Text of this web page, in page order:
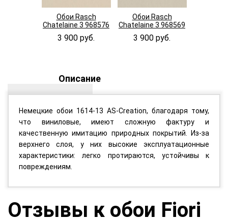
Обои Rasch
Chatelaine 3 968576
3 900 руб.
Обои Rasch
Chatelaine 3 968569
3 900 руб.
Описание
Немецкие обои 1614-13 AS-Creation, благодаря тому,
что виниловые, имеют сложную фактуру и
качественную имитацию природных покрытий. Из-за
верхнего слоя, у них высокие эксплуатационные
характеристики: легко протираются, устойчивы к
повреждениям.
Отзывы к обои Fiori